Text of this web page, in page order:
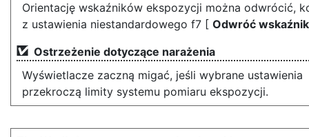
Orientację wskaźników ekspozycji można odwrócić,
z ustawienia niestandardowego f7 [ Odwróć
Ostrzeżenie dotyczące narażenia
Wyświetlacze zaczną migać, jeśli wybrane ustawienia
przekroczą limity systemu pomiaru ekspozycji.